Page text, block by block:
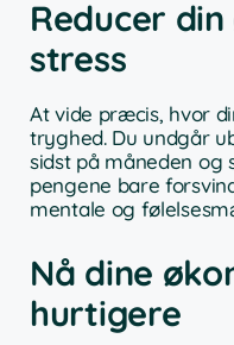
Reducer
stress
At vide præcis, hvor
tryghed. Du undgår
sidst på måneden og
pengene bare
mentale og
Nå dine
hurtigere